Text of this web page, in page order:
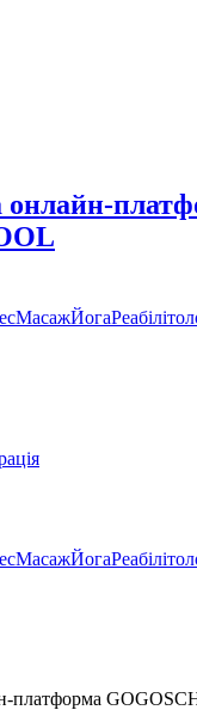
МасажЙога
МасажЙога
платформа